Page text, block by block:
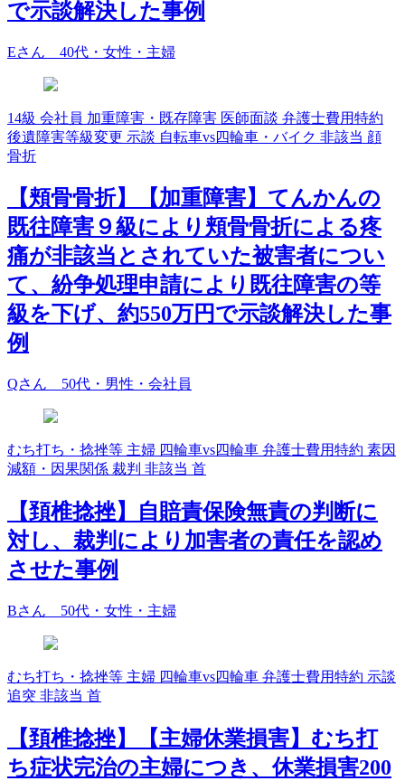
で示談解決した事例
Eさん 40代・女性・主婦
14級 会社員 加重障害・既存障害 医師面談 弁護士費用特約
後遺障害等級変更 示談 自転車vs四輪車・バイク 非該当 顔
骨折
【頬骨骨折】【加重障害】てんかんの
既往障害９級により頬骨骨折による疼
痛が非該当とされていた被害者につい
て、紛争処理申請により既往障害の等
級を下げ、約550万円で示談解決した事
例
Qさん 50代・男性・会社員
むち打ち・捻挫等 主婦 四輪車vs四輪車 弁護士費用特約 素因
減額・因果関係 裁判 非該当 首
【頚椎捻挫】自賠責保険無責の判断に
対し、裁判により加害者の責任を認め
させた事例
Bさん 50代・女性・主婦
むち打ち・捻挫等 主婦 四輪車vs四輪車 弁護士費用特約 示談
追突 非該当 首
【頚椎捻挫】【主婦休業損害】むち打
ち症状完治の主婦につき、休業損害200